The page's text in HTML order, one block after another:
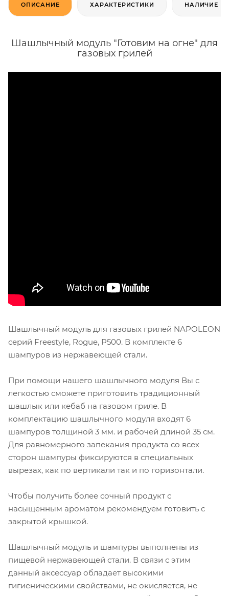
ОПИСАНИЕ ХАРАКТЕРИСТИКИ НАЛИЧИЕ
Шашлычный модуль "Готовим на огне" для
газовых грилей
Шашлычный модуль для газовых грилей NAPOLEON
серий Freestyle, Rogue, P500. В комплекте 6
шампуров из нержавеющей стали.
При помощи нашего шашлычного модуля Вы с
легкостью сможете приготовить традиционный
шашлык или кебаб на газовом гриле. В
комплектацию шашлычного модуля входят 6
шампуров толщиной 3 мм. и рабочей длиной 35 см.
Для равномерного запекания продукта со всех
сторон шампуры фиксируются в специальных
вырезах, как по вертикали так и по горизонтали.
Чтобы получить более сочный продукт с
насыщенным ароматом рекомендуем готовить с
закрытой крышкой.
Шашлычный модуль и шампуры выполнены из
пищевой нержавеющей стали. В связи с этим
данный аксессуар обладает высокими
гигиеническими свойствами, не окисляется, не